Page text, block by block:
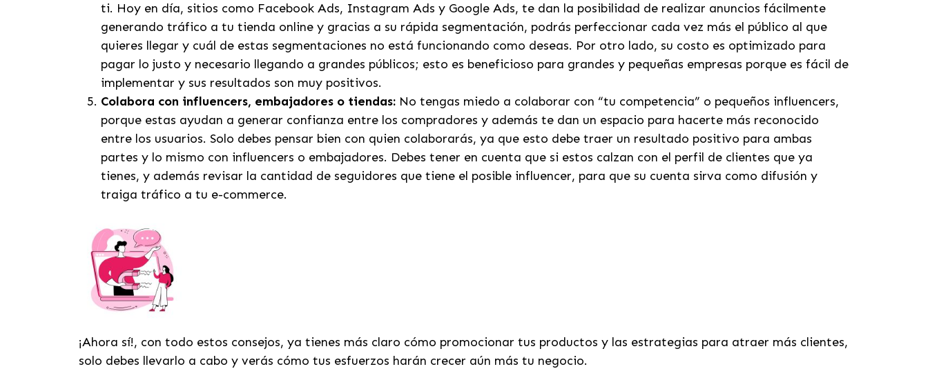
ti. Hoy en día, sitios como Facebook Ads, Instagram Ads y Google Ads, te dan la posibilidad de realizar anuncios fácilmente
generando tráfico a tu tienda online y gracias a su rápida segmentación, podrás perfeccionar cada vez más el público al que
quieres llegar y cuál de estas segmentaciones no está funcionando como deseas. Por otro lado, su costo es optimizado para
pagar lo justo y necesario llegando a grandes públicos; esto es beneficioso para grandes y pequeñas empresas porque es fácil de
implementar y sus resultados son muy positivos.
Colabora con influencers, embajadores o tiendas: No tengas miedo a colaborar con “tu competencia” o pequeños influencers,
porque estas ayudan a generar confianza entre los compradores y además te dan un espacio para hacerte más reconocido
entre los usuarios. Solo debes pensar bien con quien colaborarás, ya que esto debe traer un resultado positivo para ambas
partes y lo mismo con influencers o embajadores. Debes tener en cuenta que si estos calzan con el perfil de clientes que ya
tienes, y además revisar la cantidad de seguidores que tiene el posible influencer, para que su cuenta sirva como difusión y
traiga tráfico a tu e-commerce.
¡Ahora sí!, con todo estos consejos, ya tienes más claro cómo promocionar tus productos y las estrategias para atraer más clientes,
solo debes llevarlo a cabo y verás cómo tus esfuerzos harán crecer aún más tu negocio.